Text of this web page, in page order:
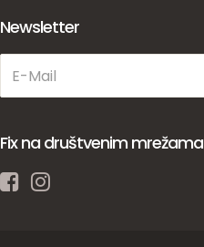
Newsletter
Fix na društvenim mrežama